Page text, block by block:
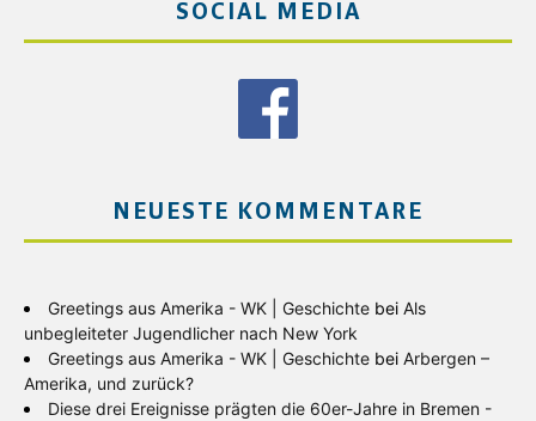
SOCIAL MEDIA
NEUESTE KOMMENTARE
Greetings aus Amerika - WK | Geschichte bei Als
unbegleiteter Jugendlicher nach New York
Greetings aus Amerika - WK | Geschichte bei Arbergen –
Amerika, und zurück?
Diese drei Ereignisse prägten die 60er-Jahre in Bremen -